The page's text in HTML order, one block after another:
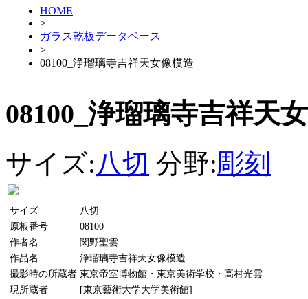
HOME
>
ガラス乾板データベース
>
08100_浄瑠璃寺吉祥天女像模造
08100_浄瑠璃寺吉祥天
サイズ:八切 分野:彫刻
サイズ
八切
原板番号
08100
作者名
関野聖雲
作品名
浄瑠璃寺吉祥天女像模造
撮影時の所蔵者 東京帝室博物館・東京美術学校・高村光雲
現所蔵者
[東京藝術大学大学美術館]